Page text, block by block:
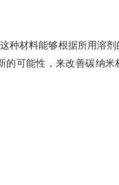
材料能够根据所用溶剂
可能性，来改善碳纳米